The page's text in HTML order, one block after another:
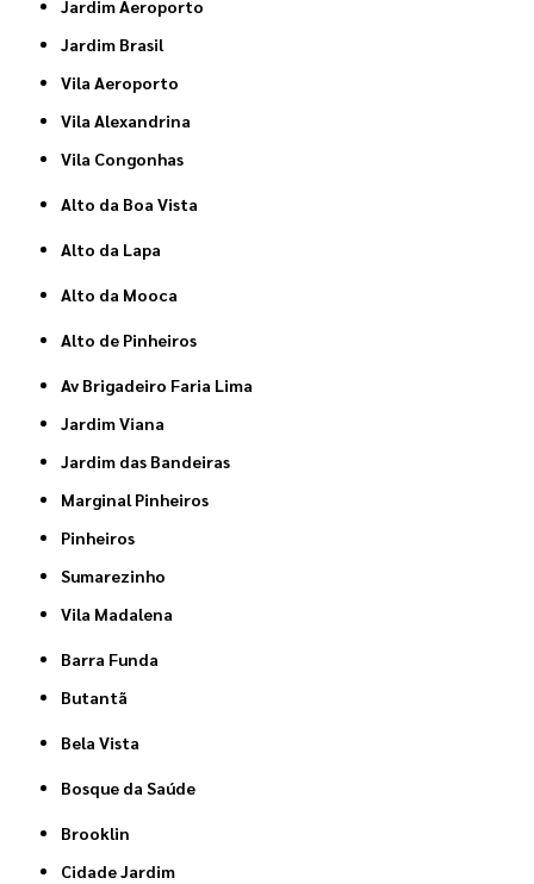
Jardim Aeroporto
Jardim Brasil
Vila Aeroporto
Vila Alexandrina
Vila Congonhas
Alto da Boa Vista
Alto da Lapa
Alto da Mooca
Alto de Pinheiros
Av Brigadeiro Faria Lima
Jardim Viana
Jardim das Bandeiras
Marginal Pinheiros
Pinheiros
Sumarezinho
Vila Madalena
Barra Funda
Butantã
Bela Vista
Bosque da Saúde
Brooklin
Cidade Jardim